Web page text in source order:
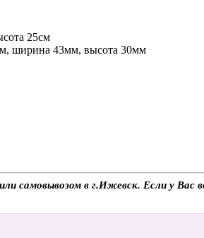
25см
ширина 43мм, высота 30мм
самовывозом в г.Ижевск. Если у